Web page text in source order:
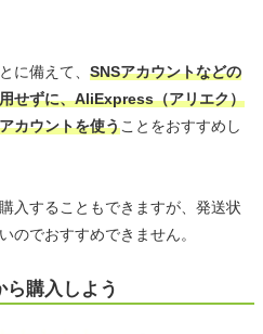
に備えて、 SNSアカウントなどの
せずに、AliExpress（アリエク）
カウントを使うことをおすすめし
入することもできますが、発送状
のでおすすめできません。
購入しよう